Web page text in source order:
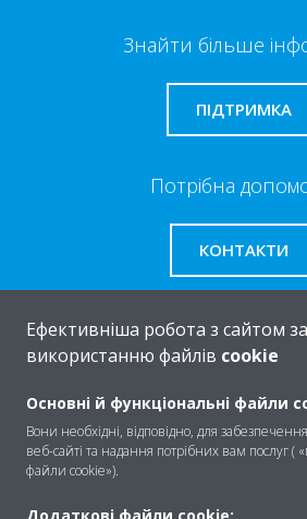
Знайти більше
ПІДТРИМКА
Потрібна
КОНТАКТИ
Рішення
Ефективніша робота з сайтом
використанню файлів cookie
Основні й функціональні файли
Вони необхідні, відповідно, для
веб-сайті та надання потрібних вам послуг (
файли cookie»).